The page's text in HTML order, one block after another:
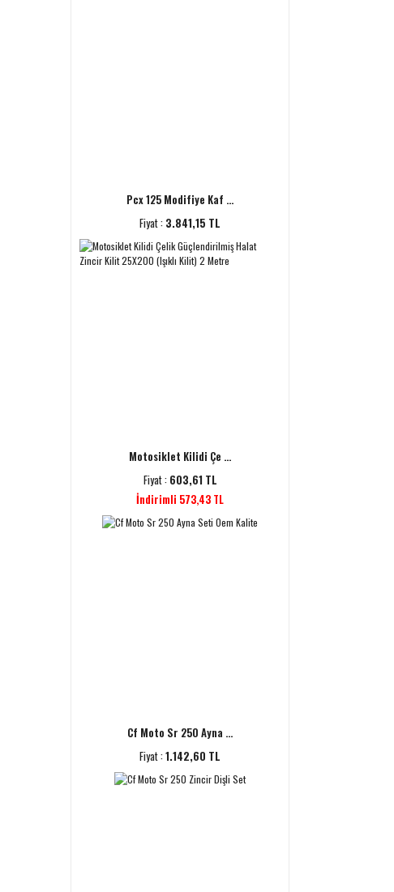
Pcx 125 Modifiye Kaf ...
Fiyat : 3.841,15 TL
Motosiklet Kilidi Çe ...
Fiyat : 603,61 TL
İndirimli 573,43 TL
Cf Moto Sr 250 Ayna ...
Fiyat : 1.142,60 TL